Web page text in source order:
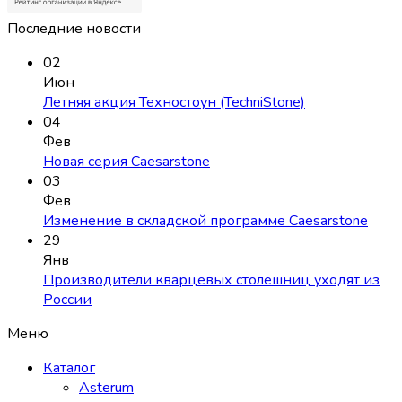
Последние новости
02
Июн
Летняя акция Техностоун (TechniStone)
04
Фев
Новая серия Caesarstone
03
Фев
Изменение в складской программе Caesarstone
29
Янв
Производители кварцевых столешниц уходят из
России
Меню
Каталог
Asterum